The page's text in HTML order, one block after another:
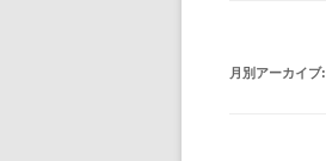
月別アーカイブ: